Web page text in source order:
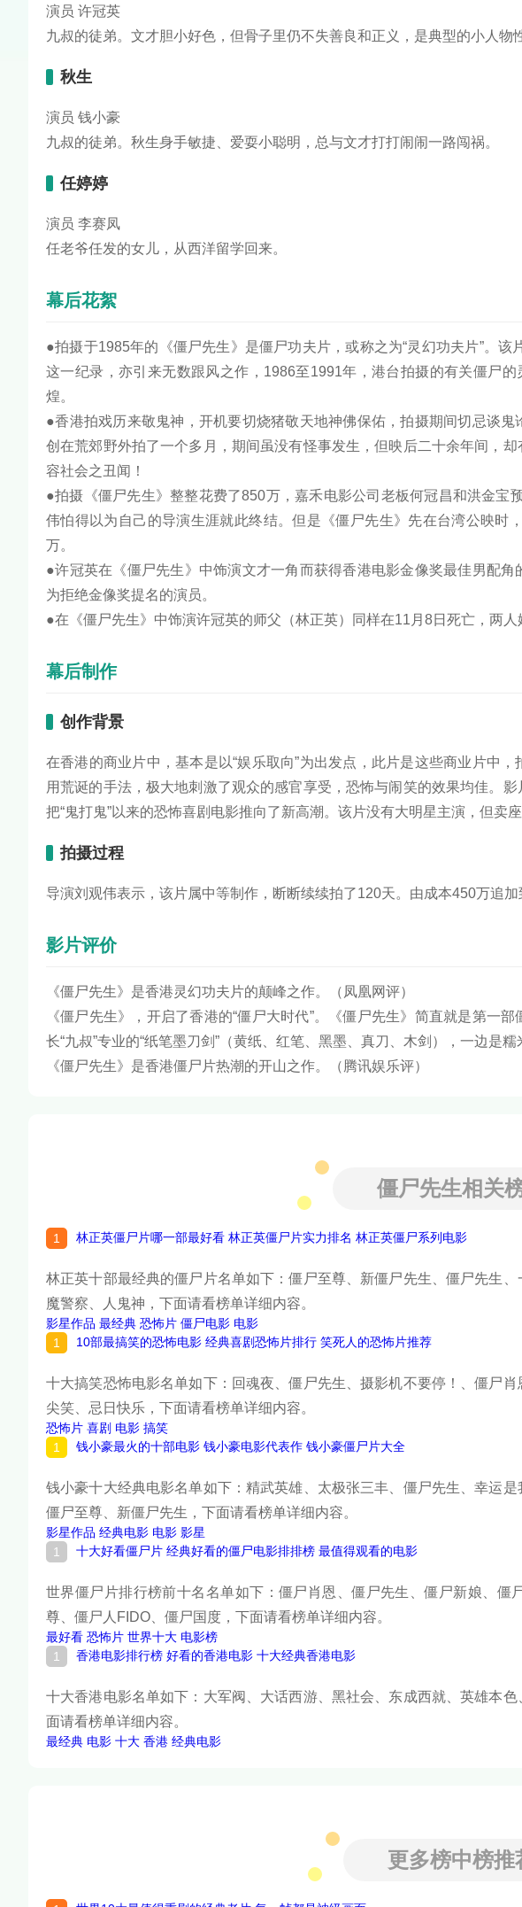
演员 许冠英
九叔的徒弟。文才胆小好色，但骨子里仍不失善良和正义，是典型的小人物
秋生
演员 钱小豪
九叔的徒弟。秋生身手敏捷、爱耍小聪明，总与文才打打闹闹一路闯祸。
任婷婷
演员 李赛凤
任老爷任发的女儿，从西洋留学回来。
幕后花絮
●拍摄于1985年的《僵尸先生》是僵尸功夫片，或称之为“灵幻功夫片”。
这一纪录，亦引来无数跟风之作，1986至1991年，港台拍摄的有关僵尸
煌。
●香港拍戏历来敬鬼神，开机要切烧猪敬天地神佛保佑，拍摄期间切忌谈
创在荒郊野外拍了一个多月，期间虽没有怪事发生，但映后二十余年间，
容社会之丑闻！
●拍摄《僵尸先生》整整花费了850万，嘉禾电影公司老板何冠昌和洪金宝
伟怕得以为自己的导演生涯就此终结。但是《僵尸先生》先在台湾公映时
万。
●许冠英在《僵尸先生》中饰演文才一角而获得香港电影金像奖最佳男配
为拒绝金像奖提名的演员。
●在《僵尸先生》中饰演许冠英的师父（林正英）同样在11月8日死亡，两人
幕后制作
创作背景
在香港的商业片中，基本是以“娱乐取向”为出发点，此片是这些商业片中
用荒诞的手法，极大地刺激了观众的感官享受，恐怖与闹笑的效果均佳。
把“鬼打鬼”以来的恐怖喜剧电影推向了新高潮。该片没有大明星主演，但卖
拍摄过程
导演刘观伟表示，该片属中等制作，断断续续拍了120天。由成本450万追加
影片评价
《僵尸先生》是香港灵幻功夫片的颠峰之作。（凤凰网评）
《僵尸先生》，开启了香港的“僵尸大时代”。《僵尸先生》简直就是第一
长“九叔”专业的“纸笔墨刀剑”（黄纸、红笔、黑墨、真刀、木剑），一边是
《僵尸先生》是香港僵尸片热潮的开山之作。（腾讯娱乐评）
僵尸先生相关
林正英僵尸片哪一部最好看 林正英僵尸片实力排名 林正英僵尸系列电影
林正英十部最经典的僵尸片名单如下：僵尸至尊、新僵尸先生、僵尸先生
魔警察、人鬼神，下面请看榜单详细内容。
影星作品 最经典 恐怖片 僵尸电影 电影
10部最搞笑的恐怖电影 经典喜剧恐怖片排行 笑死人的恐怖片推荐
十大搞笑恐怖电影名单如下：回魂夜、僵尸先生、摄影机不要停！、僵尸
尖笑、忌日快乐，下面请看榜单详细内容。
恐怖片 喜剧 电影 搞笑
钱小豪最火的十部电影 钱小豪电影代表作 钱小豪僵尸片大全
钱小豪十大经典电影名单如下：精武英雄、太极张三丰、僵尸先生、幸运
僵尸至尊、新僵尸先生，下面请看榜单详细内容。
影星作品 经典电影 电影 影星
十大好看僵尸片 经典好看的僵尸电影排排榜 最值得观看的电影
世界僵尸片排行榜前十名名单如下：僵尸肖恩、僵尸先生、僵尸新娘、僵
尊、僵尸人FIDO、僵尸国度，下面请看榜单详细内容。
最好看 恐怖片 世界十大 电影榜
香港电影排行榜 好看的香港电影 十大经典香港电影
十大香港电影名单如下：大军阀、大话西游、黑社会、东成西就、英雄本
面请看榜单详细内容。
最经典 电影 十大 香港 经典电影
更多榜中榜推